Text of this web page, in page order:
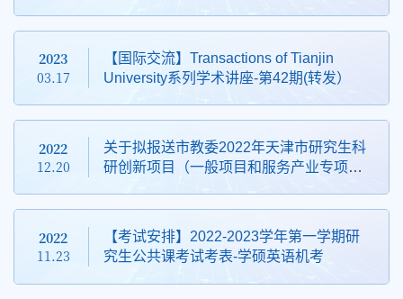
2023
03.17
【国际交流】Transactions of Tianjin
University系列学术讲座-第42期(转发）
2022
12.20
关于拟报送市教委2022年天津市研究生科
研创新项目（一般项目和服务产业专项）
2022
11.23
【考试安排】2022-2023学年第一学期研
究生公共课考试考表-学硕英语机考